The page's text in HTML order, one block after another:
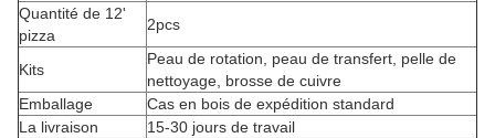
Quantité de 12'
pizza
2pcs
Kits
Peau de rotation, peau de transfert, pelle de
nettoyage, brosse de cuivre
Emballage
Cas en bois de expédition standard
La livraison
15-30 jours de travail